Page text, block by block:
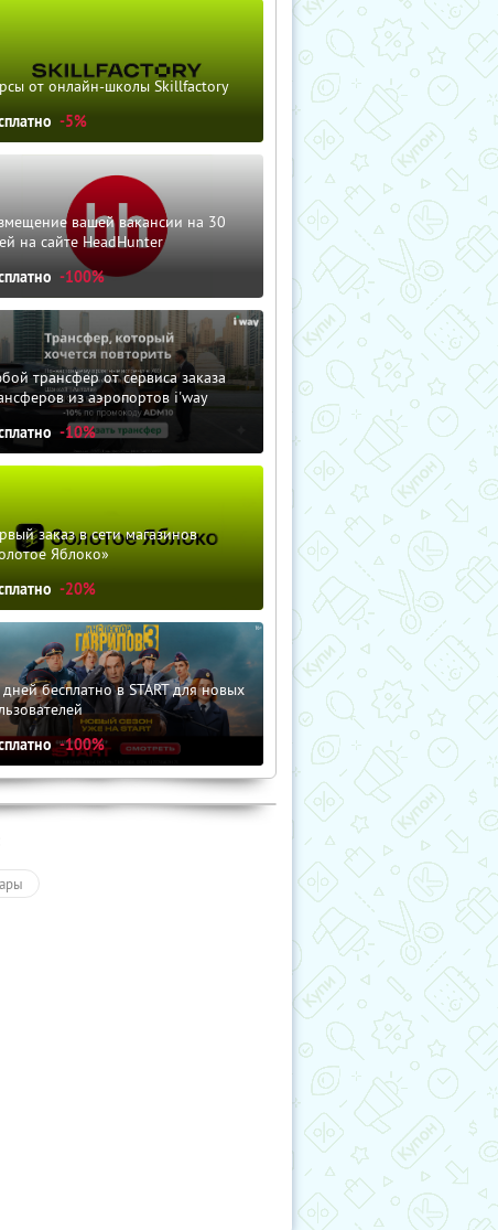
от онлайн-школы Skillfactory
-5%
вашей вакансии на 30
на сайте HeadHunter
-100%
трансфер от сервиса заказа
из аэропортов i'way
-10%
заказ в сети магазинов
Яблоко»
-20%
бесплатно в START для новых
-100%